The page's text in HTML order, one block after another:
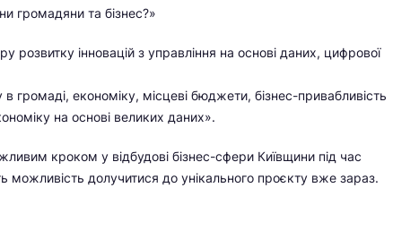
громадяни та бізнес?»
розвитку інновацій з управління на основі даних, цифрової
громаді, економіку, місцеві бюджети, бізнес-привабливість
на основі великих даних».
кроком у відбудові бізнес-сфери Київщини під час
можливість долучитися до унікального проєкту вже зараз.